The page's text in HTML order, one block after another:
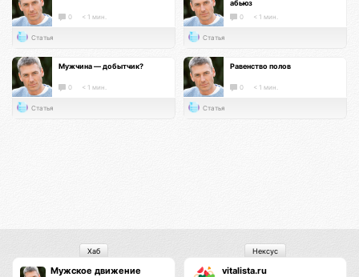
0 < 1 мин.
Статья
абьюз
0 < 1 мин.
Статья
Мужчина — добытчик?
0 < 1 мин.
Статья
Равенство полов
0 < 1 мин.
Статья
Мужское движение
Хаб
vitalista.ru
Нексус